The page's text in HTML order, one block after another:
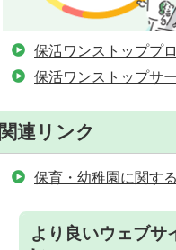
保活ワンストッププ
保活ワンストップサ
関連リンク
保育・幼稚園に関す
より良いウェブサ